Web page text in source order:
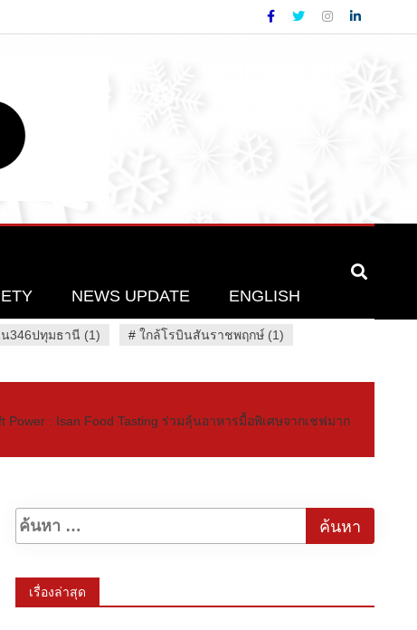
NEWS UPDATE ENGLISH
346ปทุมธานี (1) # ใกล้โรบินสันราชพฤกษ์ (1)
: Isan Food Tasting ร่วมลุ้นอาหารมื้อพิเศษจากเชฟมาก
เรื่องล่าสุด